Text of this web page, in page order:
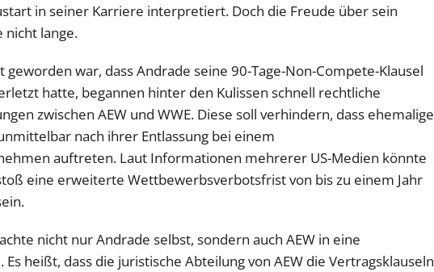
in seiner Karriere interpretiert. Doch die Freude über sein
nicht lange.
geworden war, dass Andrade seine 90-Tage-Non-Compete-Klausel
hatte, begannen hinter den Kulissen schnell rechtliche
zwischen AEW und WWE. Diese soll verhindern, dass ehemalige
nach ihrer Entlassung bei einem
auftreten. Laut Informationen mehrerer US-Medien könnte
eine erweiterte Wettbewerbsverbotsfrist von bis zu einem Jahr
nicht nur Andrade selbst, sondern auch AEW in eine
heißt, dass die juristische Abteilung von AEW die Vertragsklauseln